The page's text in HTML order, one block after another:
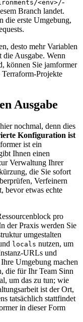
<env>/-
Branch landet.
die erste Umgebung,
desto mehr Variablen
die Ausgabe. Wenn
können Sie jamformer
Terraform-Projekte
Ausgabe
nochmal, denn dies
Konfiguration ist
ist ein
Ihnen einen
Verwaltung Ihrer
die Sie sofort
Verfeinern
bevor etwas echte
pro
der Praxis werden Sie
umgestalten
locals nutzen, um
URLs und
Umgebung machen
die für Ihr Team Sinn
um das zu tun; wie
ist der Ort,
tatsächlich stattfindet
in dieser Form